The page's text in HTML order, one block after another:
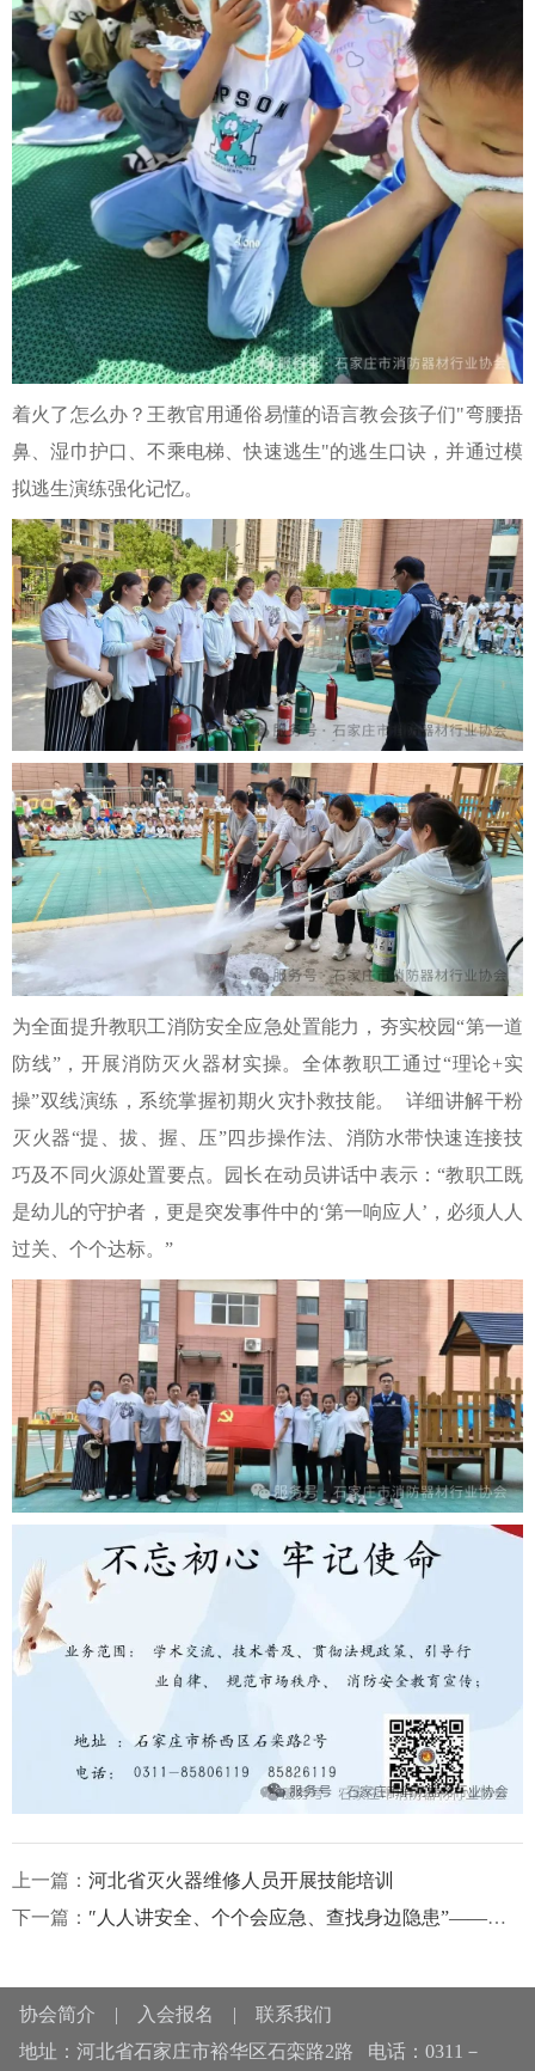
着火了怎么办？王教官用通俗易懂的语言教会孩子们"弯腰捂
鼻、湿巾护口、不乘电梯、快速逃生"的逃生口诀，并通过模
拟逃生演练强化记忆。
为全面提升教职工消防安全应急处置能力，夯实校园“第一道
防线”，开展消防灭火器材实操。全体教职工通过“理论+实
操”双线演练，系统掌握初期火灾扑救技能。 详细讲解干粉
灭火器“提、拔、握、压”四步操作法、消防水带快速连接技
巧及不同火源处置要点。园长在动员讲话中表示：“教职工既
是幼儿的守护者，更是突发事件中的‘第一响应人’，必须人人
过关、个个达标。”
上一篇： 河北省灭火器维修人员开展技能培训
下一篇： ″人人讲安全、个个会应急、查找身边隐患”——协会开展“安全生产月”消防安全专题培训
协会简介 | 入会报名 | 联系我们
地址：河北省石家庄市裕华区石栾路2路 电话：0311－